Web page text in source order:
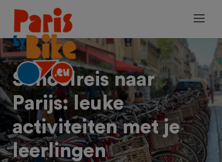
Schoolreis naar
Parijs: leuke
activiteiten met je
leerlingen